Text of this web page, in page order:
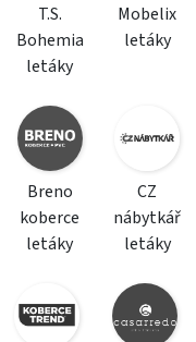
T.S.
Bohemia
letáky
Mobelix
letáky
Breno
koberce
letáky
CZ
nábytkář
letáky